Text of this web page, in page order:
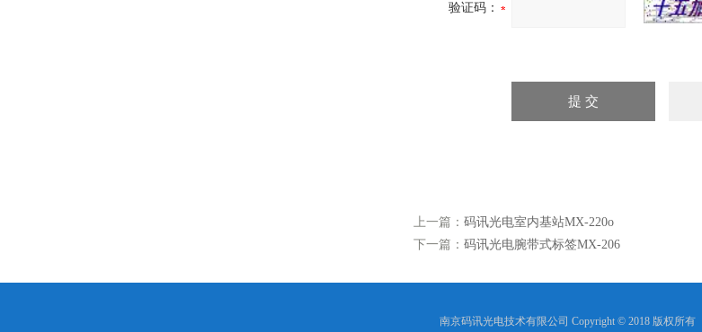
验证码：
上一篇： 码讯光电室内基站MX-220o
下一篇： 码讯光电腕带式标签MX-206
南京码讯光电技术有限公司 Copyright © 2018 版权所有